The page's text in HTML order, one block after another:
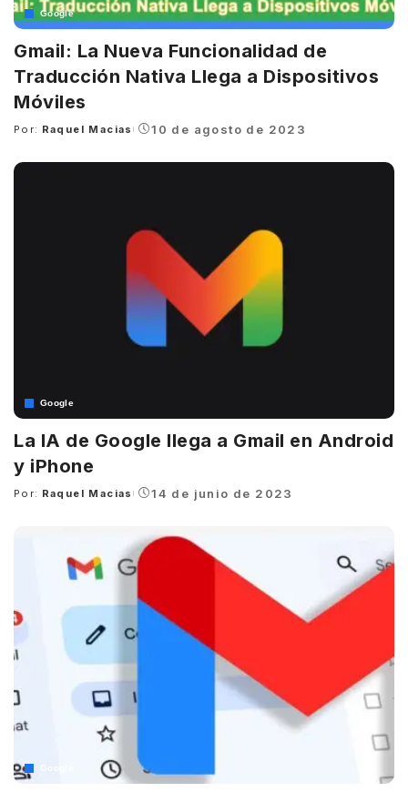
Google
Gmail: La Nueva Funcionalidad de
Traducción Nativa Llega a Dispositivos
Móviles
Posted
Por: Raquel Macias 10 de agosto de 2023
Google
La IA de Google llega a Gmail en Android
y iPhone
Posted
Por: Raquel Macias 14 de junio de 2023